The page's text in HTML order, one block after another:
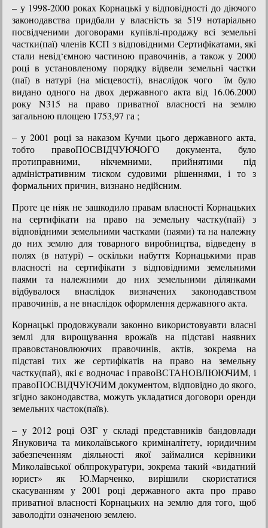
– у 1998-2000 роках Корнацькі у відповідності до діючого
законодавства придбали у власність за 519 нотаріально
посвідченими договорами купівлі-продажу всі земельні
частки(паї) членів КСП з відповідними Сертифікатами, які
стали невід‘ємною частиною правочинів, а також у 2000
році в установленому порядку відвели земельні частки
(паї) в натурі (на місцевості), внаслідок чого їм було
видано одного на двох державного акта від 16.06.2000
року N315 на право приватної власності на землю
загальною площею 1753,97 га ;
– у 2001 році за наказом Кучми цього державного акта,
тобто правоПОСВІДЧУЮЧОГО документа, було
протиправними, нікчемними, прийнятими під
адміністративним тиском судовими рішеннями, і то з
формальних причин, визнано недійсним.
Проте це ніяк не зашкодило правам власності Корнацьких
на сертифікати на право на земельну частку(пай) з
відповідними земельними частками (паями) та на належну
до них землю для товарного виробництва, відведену в
полях (в натурі) – оскільки набуття Корнацькими прав
власності на сертифікати з відповідними земельними
паями та належними до них земельними ділянками
відбувалося внаслідок визначених законодавством
правочинів, а не внаслідок оформлення державного акта.
Корнацькі продовжували законно використовуавти власні
землі для вирощування врожаїв на підставі наявних
правовстановлюючих правочинів, актів, зокрема на
підставі тих же сертифікатів на право на земельну
частку(пай), які є водночас і правоВСТАНОВЛЮЮЧИМ, і
правоПОСВІДЧУЮЧИМ документом, відповідно до якого,
згідно законодавства, можуть укладатися договори оренди
земельних часток(паїв).
– у 2012 році ОЗГ у складі представників бандовлади
Януковича та миколаївського криміналітету, юридичним
забезпеченням діяльності якої займалися керівники
Миколаївської облпрокуратури, зокрема такий «видатний
юрист» як Ю.Марченко, вирішили скористатися
скасуванням у 2001 році державного акта про право
приватної власності Корнацьких на землю для того, щоб
заволодіти означеною землею.